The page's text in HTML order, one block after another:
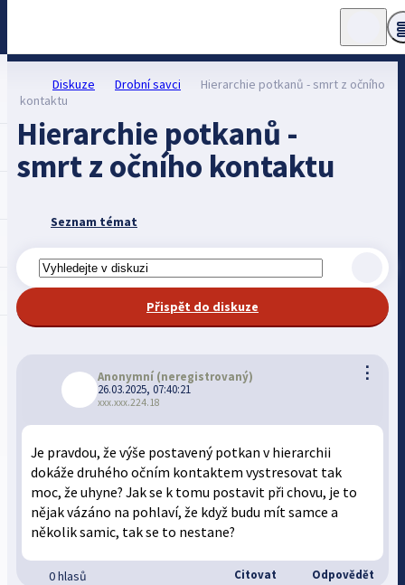
Diskuze Drobní savci
Hierarchie potkanů - smrt z očního
kontaktu
Hierarchie potkanů -
smrt z očního kontaktu
Seznam témat
Přispět do diskuze
⋮
Anonymní (neregistrovaný)
26.03.2025, 07:40:21
xxx.xxx.224.18
Je pravdou, že výše postavený potkan v hierarchii
dokáže druhého očním kontaktem vystresovat tak
moc, že uhyne? Jak se k tomu postavit při chovu, je to
nějak vázáno na pohlaví, že když budu mít samce a
několik samic, tak se to nestane?
0 hlasů Citovat Odpovědět